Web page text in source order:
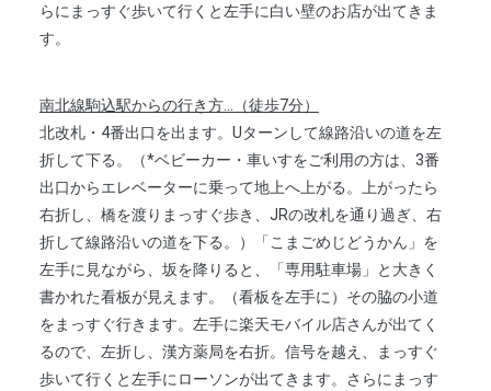
らにまっすぐ歩いて行くと左手に白い壁のお店が出てきま
す。
南北線駒込駅からの行き方...（徒歩7分）
北改札・4番出口を出ます。Uターンして線路沿いの道を左
折して下る。（*ベビーカー・車いすをご利用の方は、3番
出口からエレベーターに乗って地上へ上がる。上がったら
右折し、橋を渡りまっすぐ歩き、JRの改札を通り過ぎ、右
折して線路沿いの道を下る。）「こまごめじどうかん」を
左手に見ながら、坂を降りると、「専用駐車場」と大きく
書かれた看板が見えます。（看板を左手に）その脇の小道
をまっすぐ行きます。左手に楽天モバイル店さんが出てく
るので、左折し、漢方薬局を右折。信号を越え、まっすぐ
歩いて行くと左手にローソンが出てきます。さらにまっす